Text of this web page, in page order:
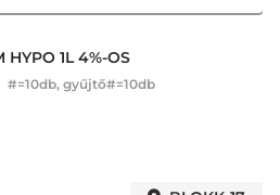
HYPO 1L 4%-OS
#=10db, gyűjtő#=10db